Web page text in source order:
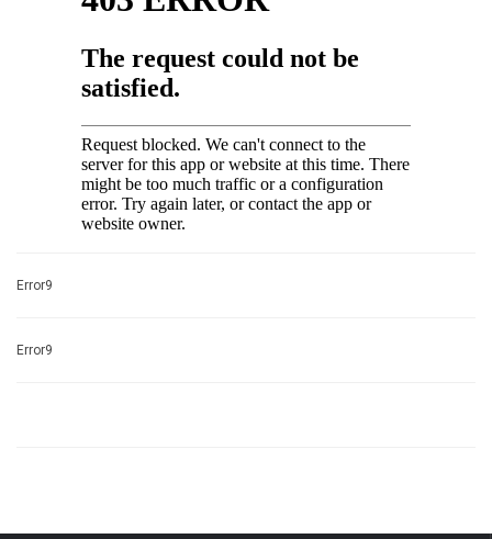
Error9
Error9